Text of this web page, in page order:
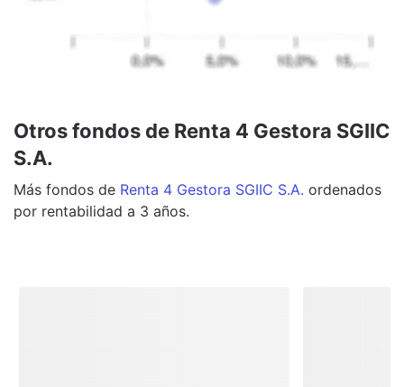
Otros fondos de Renta 4 Gestora SGIIC
S.A.
Más fondos de Renta 4 Gestora SGIIC S.A. ordenados
por rentabilidad a 3 años.